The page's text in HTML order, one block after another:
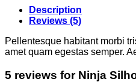
Description
Reviews (5)
Pellentesque habitant morbi
amet quam egestas semper.
5 reviews for Ninja